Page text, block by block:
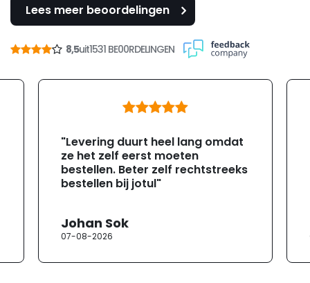
Lees meer beoordelingen
8,5uit1531 BE00RDELINGEN
"Levering duurt heel lang omdat
ze het zelf eerst moeten
bestellen. Beter zelf rechtstreeks
bestellen bij jotul"
Johan Sok
07-08-2026